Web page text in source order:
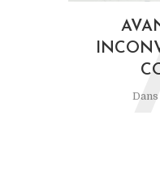
Dans